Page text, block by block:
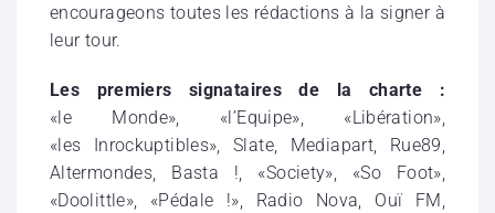
encourageons toutes les rédactions à la signer à
leur tour.
Les premiers signataires de la charte :
«le Monde», «l’Equipe», «Libération»,
«les Inrockuptibles», Slate, Mediapart, Rue89,
Altermondes, Basta !, «Society», «So Foot»,
«Doolittle», «Pédale !», Radio Nova, Ouï FM,